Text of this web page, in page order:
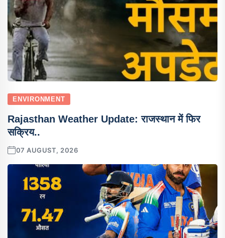
ENVIRONMENT
Rajasthan Weather Update: राजस्थान में फिर
सक्रिय..
07 AUGUST, 2026